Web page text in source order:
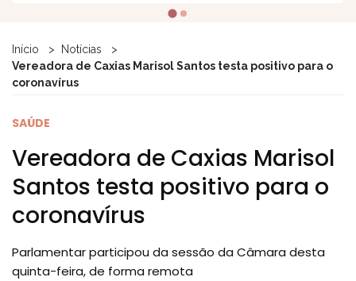
Início
Notícias
Vereadora de Caxias Marisol Santos testa positivo para o
coronavírus
SAÚDE
Vereadora de Caxias Marisol
Santos testa positivo para o
coronavírus
Parlamentar participou da sessão da Câmara desta
quinta-feira, de forma remota